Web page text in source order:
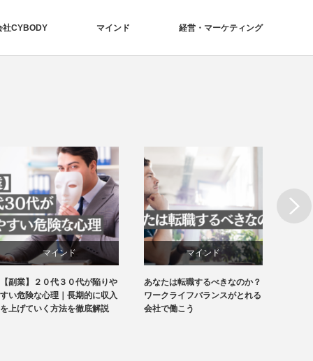
社CYBODY マインド 経営・マーケティング
マインド
経営・マーケティング
あなたは転職するべきなのか？
ワークライフバランスがとれる
会社で働こう
マインド
経営・マーケティング
２０代、３０代は何に投資する
べきなのか？将来的な利益を最
大化する資産運用とは
Next